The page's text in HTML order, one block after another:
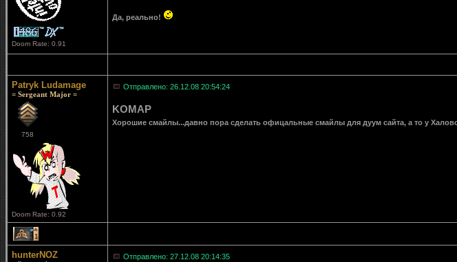
Doom Rate: 0.91
Да, реально!
Patryk Ludamage
= Sergeant Major =
758
Doom Rate: 0.92
Отправлено: 26.12.08 20:54:24
KOMAP
Хорошие смайлы...давно пора сделать офицальные смайлы для дуум сайта, а то у
1
hunterNOZ Отправлено: 27.12.08 20:14:35